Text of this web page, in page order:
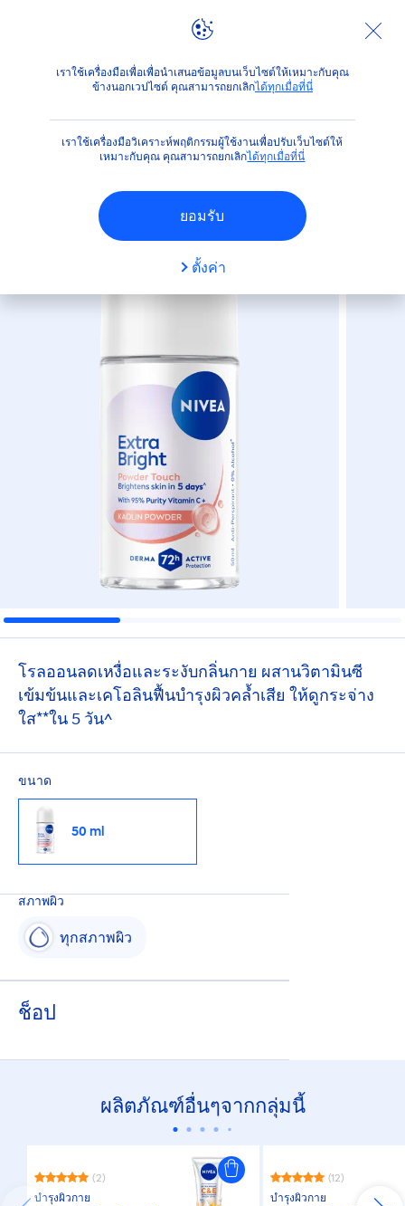
เราใช้เครื่องมือเพื่อเพื่อนำเสนอข้อมูลบนเว็บไซต์ให้เหมาะกับคุณ
ข้างนอกเวปไซต์ คุณสามารถยกเลิกได้ทุกเมื่อที่นี่
เราใช้เครื่องมือวิเคราะห์พฤติกรรมผู้ใช้งานเพื่อปรับเว็บไซต์ให้
เหมาะกับคุณ คุณสามารถยกเลิกได้ทุกเมื่อที่นี่
ยอมรับ
ตั้งค่า
ผลิตภัณฑ์ ผิวกาย ระงับกลิ่นกายและดูแลใต้วงแขน
(8)
นีเวีย เอ็กซ์ตร้า ไบรท์ พาวเดอร์
ทัช โรลออน
โรลออนลดเหงื่อและระงับกลิ่นกาย ผสานวิตามินซี
เข้มข้นและเคโอลินฟื้นบำรุงผิวคล้ำเสีย ให้ดูกระจ่าง
ใส**ใน 5 วัน^
ขนาด
50 ml
สภาพผิว
ทุกสภาพผิว
ช็อป
ผลิตภัณฑ์อื่นๆจากกลุ่มนี้
(2)
บำรุงผิวกาย
(12)
บำรุงผิวกาย